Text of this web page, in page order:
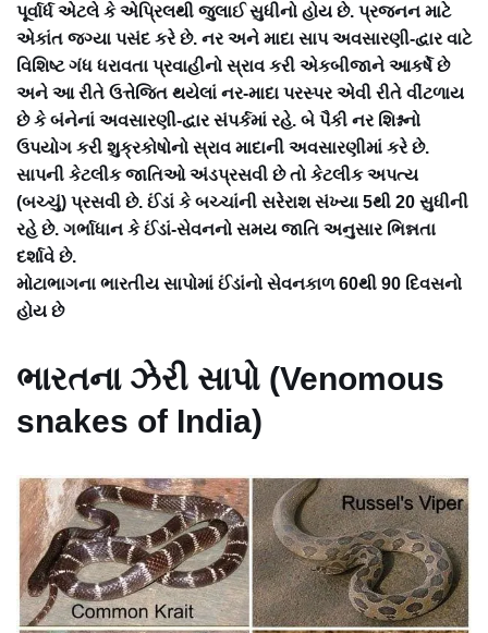
પૂર્વાર્ધ એટલે કે એપ્રિલથી જુલાઈ સુધીનો હોય છે. પ્રજનન માટે
એકાંત જગ્યા પસંદ કરે છે. નર અને માદા સાપ અવસારણી-દ્વાર વાટે
વિશિષ્ટ ગંધ ધરાવતા પ્રવાહીનો સ્રાવ કરી એકબીજાને આકર્ષે છે
અને આ રીતે ઉત્તેજિત થયેલાં નર-માદા પરસ્પર એવી રીતે વીંટળાય
છે કે બંનેનાં અવસારણી-દ્વાર સંપર્કમાં રહે. બે પૈકી નર શિશ્નનો
ઉપયોગ કરી શુક્રકોષોનો સ્રાવ માદાની અવસારણીમાં કરે છે.
સાપની કેટલીક જાતિઓ અંડપ્રસવી છે તો કેટલીક અપત્ય
(બચ્ચું) પ્રસવી છે. ઈંડાં કે બચ્ચાંની સરેરાશ સંખ્યા 5થી 20 સુધીની
રહે છે. ગર્ભાધાન કે ઈંડાં-સેવનનો સમય જાતિ અનુસાર ભિન્નતા
દર્શાવે છે.
મોટાભાગના ભારતીય સાપોમાં ઈંડાંનો સેવનકાળ 60થી 90 દિવસનો
હોય છે
ભારતના ઝેરી સાપો (Venomous
snakes of India)